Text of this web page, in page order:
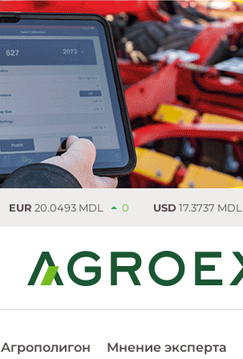
20.0493 MDL 0 USD 17.3737 MDL 0
Агрополигон Мнение эксперта